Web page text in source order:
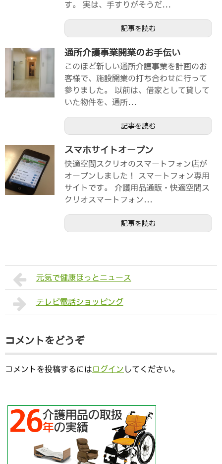
す。 実は、手すりがそうだ...
記事を読む
通所介護事業開業のお手伝い
このほど新しい通所介護事業を計画のお
客様で、施設開業の打ち合わせに行って
参りました。 以前は、借家として貸して
いた物件を、通所...
記事を読む
スマホサイトオープン
快適空間スクリオのスマートフォン店が
オープンしました！ スマートフォン専用
サイトです。 介護用品通販・快適空間ス
クリオスマートフォン...
記事を読む
元気で健康ほっとニュース
テレビ電話ショッピング
コメントをどうぞ
コメントを投稿するにはログイン してください。